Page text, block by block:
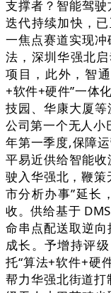
支撑者？智能驾
迭代持续加快，
一焦点赛道实现
法，深圳华强北
项目，此外，智
+软件+硬件”一体
技园、华康大厦等
公司第一个无人
年第一季度,保障
平易近供给智能
驶入华强北，鞭策
市分析办事”延长
收。供给基于
命串点配送取逆
成长。予增持评
托“算法+软件+硬
帮力华强北街道